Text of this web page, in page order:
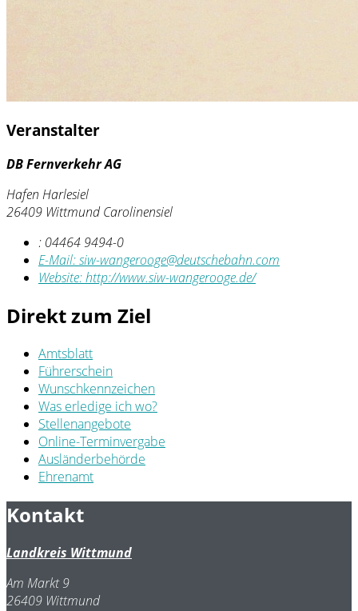
Veranstalter
DB Fernverkehr AG
Hafen Harlesiel
26409 Wittmund Carolinensiel
: 04464 9494-0
E-Mail:siw-wangerooge@deutschebahn.com
Website:http://www.siw-wangerooge.de/
Direkt zum Ziel
Amtsblatt
Führerschein
Wunschkennzeichen
Was erledige ich wo?
Stellenangebote
Online-Terminvergabe
Ausländerbehörde
Ehrenamt
Kontakt
Landkreis Wittmund
Am Markt 9
26409 Wittmund